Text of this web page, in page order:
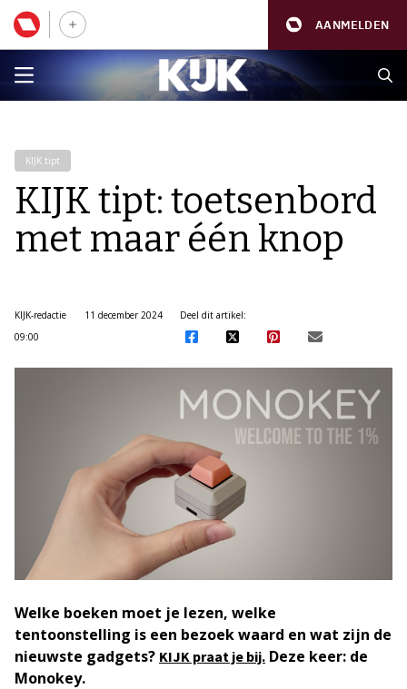
AANMELDEN
KIJK tipt
KIJK tipt: toetsenbord
met maar één knop
KIJK-redactie
11 december 2024
09:00
Deel dit artikel:
Welke boeken moet je lezen, welke
tentoonstelling is een bezoek waard en wat zijn de
nieuwste gadgets? KIJK praat je bij. Deze keer: de
Monokey.